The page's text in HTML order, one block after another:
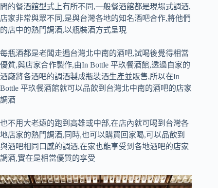
間的餐酒館型式上有所不同,一般餐酒館都是現場式調酒,
店家非常與眾不同,是與台灣各地的知名酒吧合作,將他們
的店中的熱門調酒,以瓶裝酒方式呈現
每瓶酒都是老闆走遍台灣北中南的酒吧,試喝後覺得相當
優質,與店家合作製作,由In Bottle 平玖餐酒館,透過自家的
酒廠將各酒吧的調酒製成瓶裝酒生產並販售,所以在In
Bottle 平玖餐酒館就可以品飲到台灣北中南的酒吧的店家
調酒
也不用大老遠的跑到高雄或中部,在店內就可喝到台灣各
地店家的熱門調酒,同時,也可以購買回家喝,可以品飲到
與酒吧相同口感的調酒,在家也能享受到各地酒吧的店家
調酒,實在是相當優質的享受